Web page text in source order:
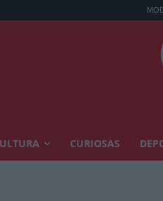
MODELO
CURIOSAS